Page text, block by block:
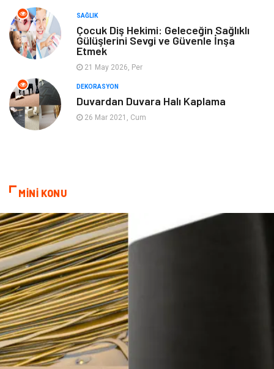
Sigorta
İnternet Gençlik
Tarım & Hayvancılık
SAĞLIK
Çocuk Diş Hekimi: Geleceğin Sağlıklı
Gülüşlerini Sevgi ve Güvenle İnşa
Etmek
21 May 2026, Per
DEKORASYON
Duvardan Duvara Halı Kaplama
26 Mar 2021, Cum
MİNİ KONU